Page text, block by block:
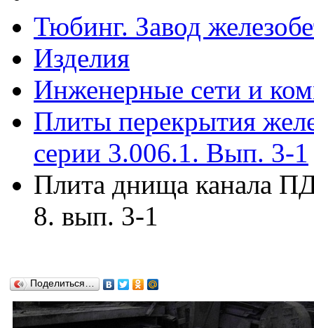
Тюбинг. Завод
Изделия
Инженерные сети и
Плиты перекрытия
серии 3.006.1. Вып. 3-1
Плита днища канала
8. вып. 3-1
Поделиться…